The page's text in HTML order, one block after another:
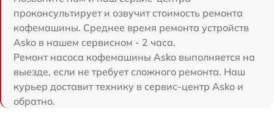
проконсультирует и озвучит стоимость ремонта
кофемашины. Среднее время ремонта устройств
Asko в нашем сервисном - 2 часа.
Ремонт насоса кофемашины Asko выполняется на
выезде, если не требует сложного ремонта. Наш
курьер доставит технику в сервис-центр Asko и
обратно.